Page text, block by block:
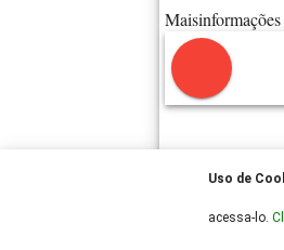
Uso de
acessa-lo.